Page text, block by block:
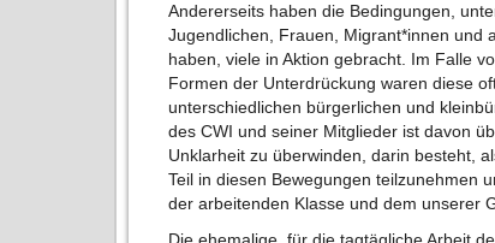
Andererseits haben die Bedingungen,
Jugendlichen, Frauen, Migrant*innen und
haben, viele in Aktion gebracht. Im Falle
Formen der Unterdrückung waren diese
unterschiedlichen bürgerlichen und
des CWI und seiner Mitglieder ist davon
Unklarheit zu überwinden, darin besteht,
Teil in diesen Bewegungen teilzunehmen
der arbeitenden Klasse und dem unserer